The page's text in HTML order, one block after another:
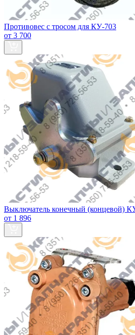
Противовес с тросом для КУ-703
от 3 700
Выключатель конечный (концевой)
от 1 896